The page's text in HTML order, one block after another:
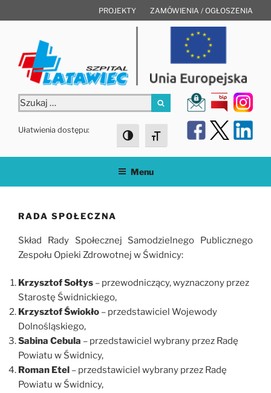
do
PROJEKTY ZAMÓWIENIA / OGŁOSZENIA
Szukaj:
Szukaj
Ułatwienia dostępu:
Toggle High Contrast
Toggle Font size
Menu
RADA SPOŁECZNA
Skład Rady Społecznej Samodzielnego Publicznego
Zespołu Opieki Zdrowotnej w Świdnicy:
Krzysztof Sołtys – przewodniczący, wyznaczony przez
Starostę Świdnickiego,
Krzysztof Świokło – przedstawiciel Wojewody
Dolnośląskiego,
Sabina Cebula – przedstawiciel wybrany przez Radę
Powiatu w Świdnicy,
Roman Etel – przedstawiciel wybrany przez Radę
Powiatu w Świdnicy,